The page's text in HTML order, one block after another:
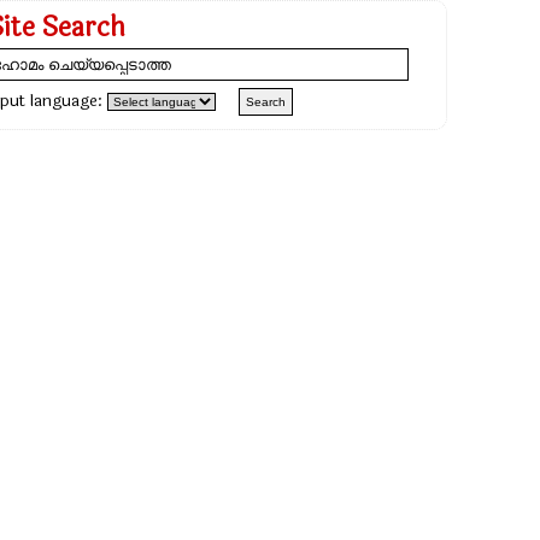
Search
language: